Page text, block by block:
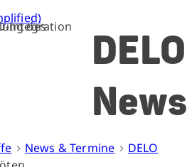
DELO
News
News & Termine
DELO